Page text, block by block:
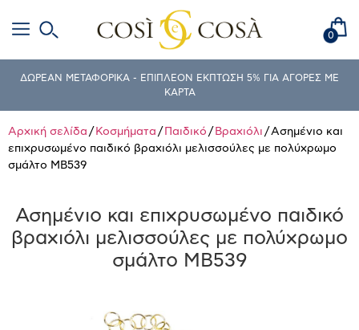
0
ΔΩΡΕΑΝ ΜΕΤΑΦΟΡΙΚΑ - ΕΠΙΠΛΕΟΝ ΕΚΠΤΩΣΗ 5% ΓΙΑ ΑΓΟΡΕΣ ΜΕ
ΚΑΡΤΑ
Αρχική σελίδα / Κοσμήματα / Παιδικό / Βραχιόλι / Ασημένιο και
επιχρυσωμένο παιδικό βραχιόλι μελισσούλες με πολύχρωμο
σμάλτο MB539
Ασημένιο και επιχρυσωμένο παιδικό
βραχιόλι μελισσούλες με πολύχρωμο
σμάλτο MB539